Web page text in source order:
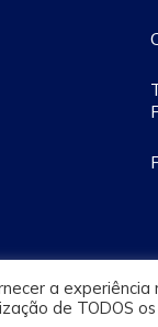
a
de TODOS os